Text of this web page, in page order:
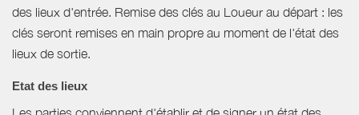
des lieux d'entrée. Remise des clés au Loueur au départ : les
clés seront remises en main propre au moment de l'état des
lieux de sortie.
Etat des lieux